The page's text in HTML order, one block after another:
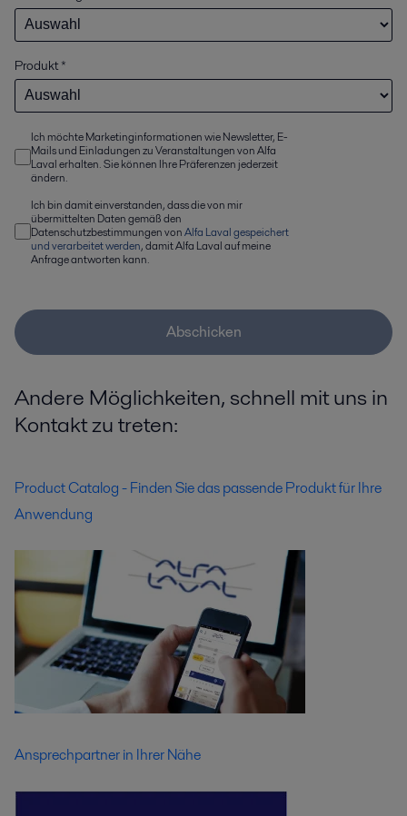
Produkt*
Ich möchte Marketinginformationen wie Newsletter, E-
Mails und Einladungen zu Veranstaltungen von Alfa
Laval erhalten. Sie können Ihre Präferenzen jederzeit
ändern.
Ich bin damit einverstanden, dass die von mir
übermittelten Daten gemäß den
Datenschutzbestimmungen vonAlfa Laval gespeichert
und verarbeitet werden, damit Alfa Laval auf meine
Anfrage antworten kann.
Abschicken
Andere Möglichkeiten, schnell mit uns in
Kontakt zu treten:
Product Catalog - Finden Sie das passende Produkt für Ihre
Anwendung
Ansprechpartner in Ihrer Nähe